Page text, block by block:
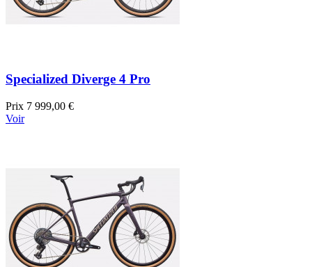
Specialized Diverge 4 Pro
Prix 7 999,00 €
Voir